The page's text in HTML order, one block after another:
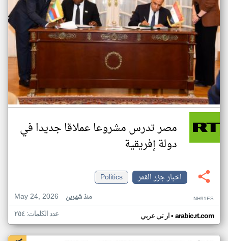
مصر تدرس مشروعا عملاقا جديدا في
دولة إفريقية
اخبار جزر القمر
Politics
May 24, 2026
منذ شهرين NH91ES
ار تي عربي• arabic.rt.com عدد الكلمات: ٢٥٤